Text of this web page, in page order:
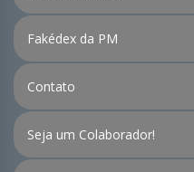
Fakédex da PM
Contato
Seja um Colaborador!